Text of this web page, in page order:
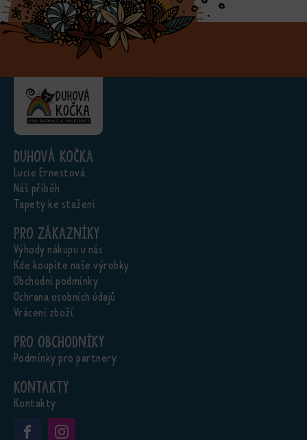
Duhová kočka
Lucie Ernestová
Náš příběh
Tapety ke stažení
Pro zákazníky
Výhody nákupu u nás
Kde koupíte naše výrobky
Obchodní podmínky
Ochrana osobních údajů
Vrácení zboží
Pro obchodníky
Podmínky pro partnery
Kontakty
Kontakty